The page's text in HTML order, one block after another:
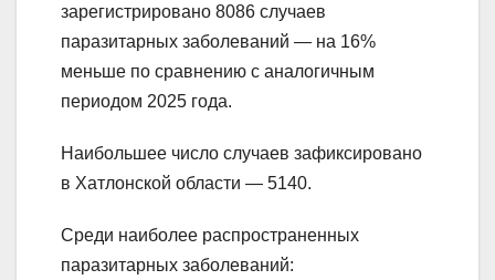
зарегистрировано 8086 случаев
паразитарных заболеваний — на 16%
меньше по сравнению с аналогичным
периодом 2025 года.
Наибольшее число случаев зафиксировано
в Хатлонской области — 5140.
Среди наиболее распространенных
паразитарных заболеваний: